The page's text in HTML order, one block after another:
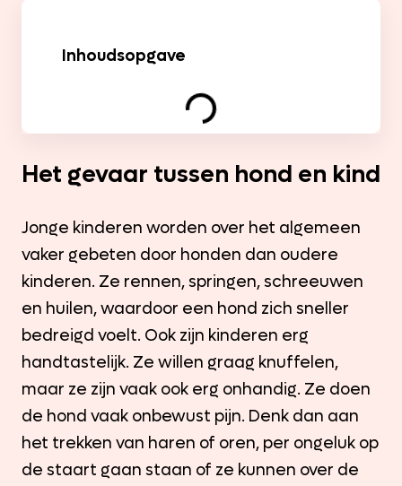
Inhoudsopgave
Het gevaar tussen hond en kind
Jonge kinderen worden over het algemeen
vaker gebeten door honden dan oudere
kinderen. Ze rennen, springen, schreeuwen
en huilen, waardoor een hond zich sneller
bedreigd voelt. Ook zijn kinderen erg
handtastelijk. Ze willen graag knuffelen,
maar ze zijn vaak ook erg onhandig. Ze doen
de hond vaak onbewust pijn. Denk dan aan
het trekken van haren of oren, per ongeluk op
de staart gaan staan of ze kunnen over de